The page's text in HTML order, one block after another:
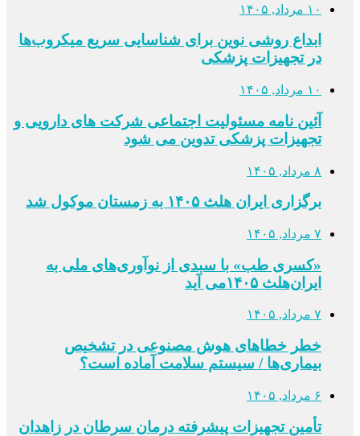
۱۰ مرداد, ۱۴۰۵
ابداع روشی نوین برای شناسایی سریع میکروب‌ها
در تجهیزات پزشکی
۱۰ مرداد, ۱۴۰۵
آئین نامه مسئولیت اجتماعی شرکت های دارویی و
تجهیزات پزشکی تدوین می شود
۸ مرداد, ۱۴۰۵
برگزاری ایران هلث ۱۴۰۵ به زمستان موکول شد
۷ مرداد, ۱۴۰۵
«کسری طب» با سبدی از نوآوری‌های ملی به
ایران‌هلث ۱۴۰۵می‌ آید
۷ مرداد, ۱۴۰۵
خطر خطاهای هوش مصنوعی در تشخیص
بیماری‌ها / سیستم سلامت آماده است؟
۶ مرداد, ۱۴۰۵
تأمین تجهیزات پیشرفته درمان سرطان در زاهدان